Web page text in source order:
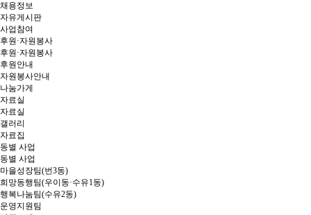
채용정보
자유게시판
사업참여
후원·자원봉사
후원·자원봉사
후원안내
자원봉사안내
나눔가게
자료실
자료실
갤러리
자료집
동별 사업
동별 사업
마을성장팀(번3동)
희망동행팀(우이동·수유1동)
행복나눔팀(수유2동)
운영지원팀